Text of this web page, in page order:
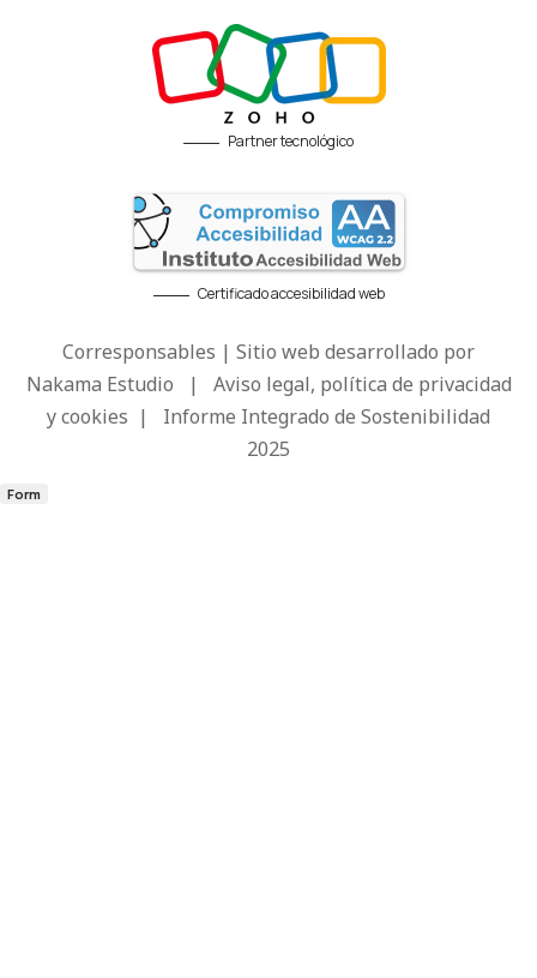
Partner tecnológico
Certificado accesibilidad web
Corresponsables | Sitio web desarrollado por
Nakama Estudio | Aviso legal, política de privacidad
y cookies | Informe Integrado de Sostenibilidad
2025
Form